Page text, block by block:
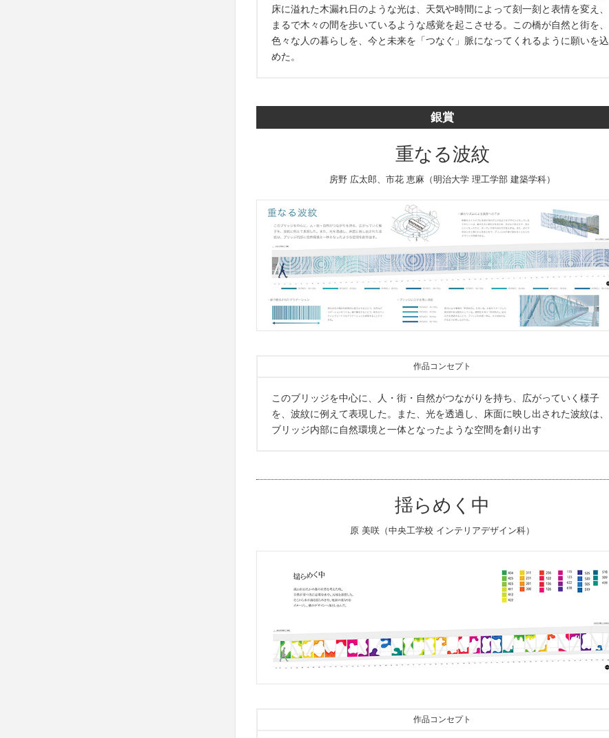
床に溢れた木漏れ日のような光は、天気や時間によって刻一刻と表情を変え、
まるで木々の間を歩いているような感覚を起こさせる。この橋が自然と街を、
色々な人の暮らしを、今と未来を「つなぐ」脈になってくれるように願いを込
めた。
銀賞
重なる波紋
房野 広太郎、市花 恵麻（明治大学 理工学部 建築学科）
作品コンセプト
このブリッジを中心に、人・街・自然がつながりを持ち、広がっていく様子
を、波紋に例えて表現した。また、光を透過し、床面に映し出された波紋は、
ブリッジ内部に自然環境と一体となったような空間を創り出す
揺らめく中
原 美咲（中央工学校 インテリアデザイン科）
作品コンセプト